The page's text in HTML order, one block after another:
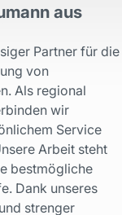
aus
Partner für die
von
Als regional
wir
Service
Arbeit steht
bestmögliche
Dank unseres
strenger